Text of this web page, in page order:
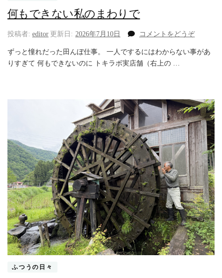
何もできない私のまわりで
投稿者: editor 更新日: 2026年7月10日 コメントをどうぞ(何
で
の
ま
わ
り
で)
ずっと憧れだった田んぼ仕事。 一人でするにはわからない事があ
りすぎて 何もできないのに トキラボ実店舗（右上の …
ふつうの日々